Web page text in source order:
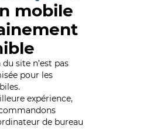
mobile
site n’est pas
pour les
expérience,
de bureau